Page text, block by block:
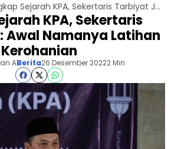
Ungkap Sejarah KPA, Sekertaris Tarbiyat JAI: Awal Namanya Latihan Kerohanian
KPA, Sekertaris
Awal Namanya Latihan
Kerohanian
ABerita26 Desember 20222 Min